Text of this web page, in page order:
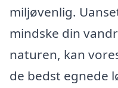
miljøvenlig.
mindske din
naturen, kan
de bedst egnede